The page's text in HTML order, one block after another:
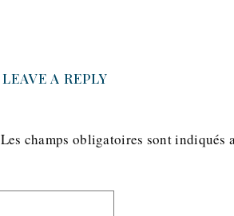
LEAVE A REPLY
Les champs obligatoires sont indiqués